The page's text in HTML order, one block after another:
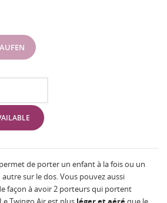
de porter un enfant à la fois ou un
sur le dos. Vous pouvez aussi
façon à avoir 2 porteurs qui portent